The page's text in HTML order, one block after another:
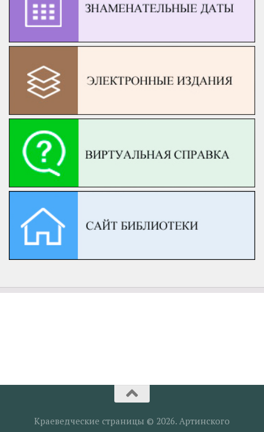
Краеведческие страницы © 2026. Артинского